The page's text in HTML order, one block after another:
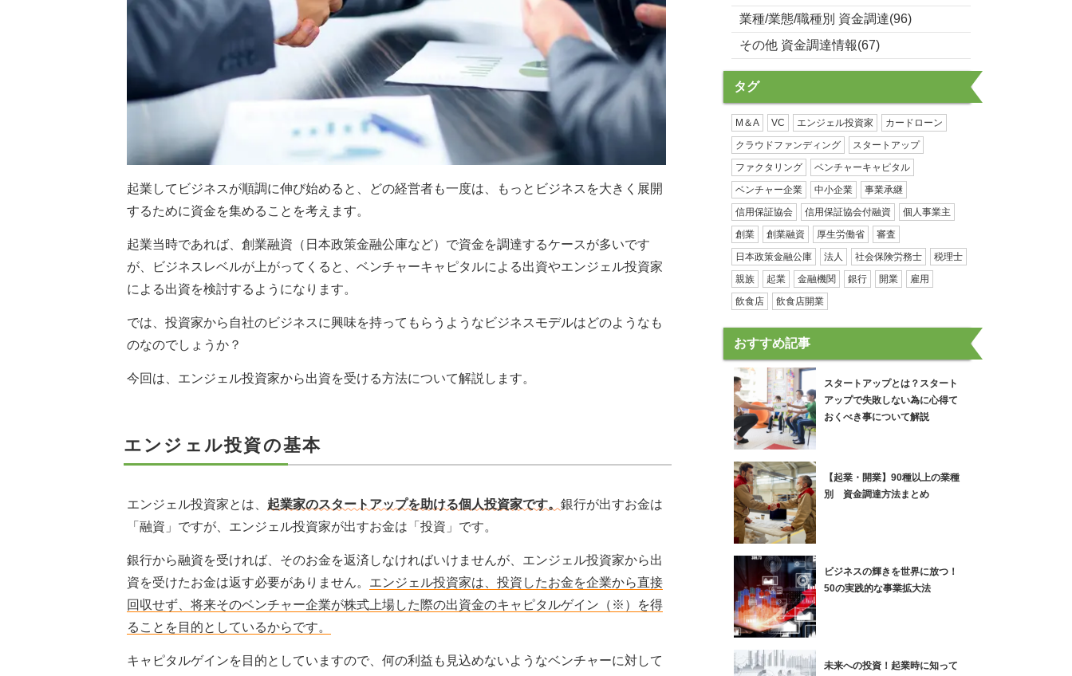
起業してビジネスが順調に伸び始めると、どの経営者も一度は、もっとビジネスを大きく展開
するために資金を集めることを考えます。
起業当時であれば、創業融資（日本政策金融公庫など）で資金を調達するケースが多いです
が、ビジネスレベルが上がってくると、ベンチャーキャピタルによる出資やエンジェル投資家
による出資を検討するようになります。
では、投資家から自社のビジネスに興味を持ってもらうようなビジネスモデルはどのようなも
のなのでしょうか？
今回は、エンジェル投資家から出資を受ける方法について解説します。
エンジェル投資の基本
エンジェル投資家とは、 起業家のスタートアップを助ける個人投資家です。 銀行が出すお金は
「融資」ですが、エンジェル投資家が出すお金は「投資」です。
銀行から融資を受ければ、そのお金を返済しなければいけませんが、エンジェル投資家から出
資を受けたお金は返す必要がありません。 エンジェル投資家は、投資したお金を企業から直接
回収せず、将来そのベンチャー企業が株式上場した際の出資金のキャピタルゲイン（※）を得
ることを目的としているからです。
キャピタルゲインを目的としていますので、何の利益も見込めないようなベンチャーに対して
業種/業態/職種別 資金調達(96)
その他 資金調達情報(67)
タグ
M＆A VC エンジェル投資家
カードローン
クラウドファンディング
スタートアップ
ファクタリング
ベンチャーキャピタル
ベンチャー企業
中小企業
事業承継
信用保証協会
信用保証協会付融資
個人事業主
創業
創業融資 厚生労働省
審査
日本政策金融公庫
法人 社会保険労務士
税理士
親族
起業 金融機関 銀行 開業
雇用
飲食店
飲食店開業
おすすめ記事
スタートアップとは？スタート
アップで失敗しない為に心得て
おくべき事について解説
【起業・開業】90種以上の業種
別 資金調達方法まとめ
ビジネスの輝きを世界に放つ！
50の実践的な事業拡大法
未来への投資！起業時に知って